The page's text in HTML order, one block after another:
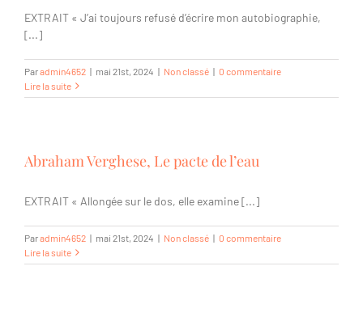
EXTRAIT « J’ai toujours refusé d’écrire mon autobiographie,
[...]
Paradmin4652 | mai 21st, 2024 | Non classé | 0 commentaire
Lire la suite
Abraham Verghese, Le pacte de l’eau
EXTRAIT « Allongée sur le dos, elle examine [...]
Paradmin4652 | mai 21st, 2024 | Non classé | 0 commentaire
Lire la suite